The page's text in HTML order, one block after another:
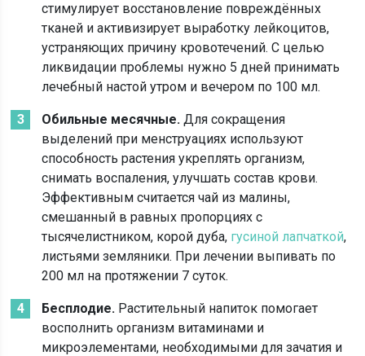
стимулирует восстановление повреждённых
тканей и активизирует выработку лейкоцитов,
устраняющих причину кровотечений. С целью
ликвидации проблемы нужно 5 дней принимать
лечебный настой утром и вечером по 100 мл.
Обильные месячные. Для сокращения
выделений при менструациях используют
способность растения укреплять организм,
снимать воспаления, улучшать состав крови.
Эффективным считается чай из малины,
смешанный в равных пропорциях с
тысячелистником, корой дуба, гусиной лапчаткой,
листьями земляники. При лечении выпивать по
200 мл на протяжении 7 суток.
Бесплодие. Растительный напиток помогает
восполнить организм витаминами и
микроэлементами, необходимыми для зачатия и